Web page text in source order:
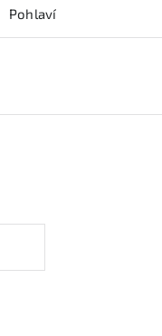
Pohlaví